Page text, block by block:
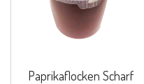
Paprikaflocken Scharf